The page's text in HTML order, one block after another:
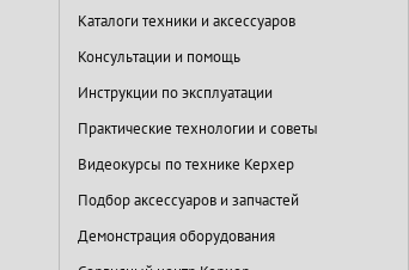
Каталоги техники и аксессуаров
Консультации и помощь
Инструкции по эксплуатации
Практические технологии и советы
Видеокурсы по технике Керхер
Подбор аксессуаров и запчастей
Демонстрация оборудования